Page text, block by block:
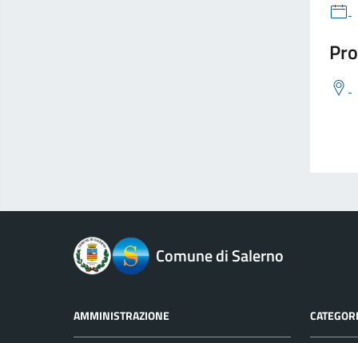
logo Unione EuropeaComune di Salerno
AMMINISTRAZIONE